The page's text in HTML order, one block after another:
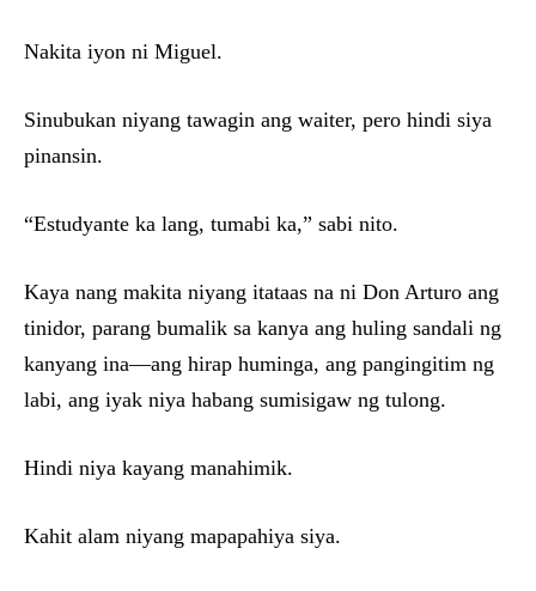
Nakita iyon ni Miguel.
Sinubukan niyang tawagin ang waiter, pero hindi siya
pinansin.
“Estudyante ka lang, tumabi ka,” sabi nito.
Kaya nang makita niyang itataas na ni Don Arturo ang
tinidor, parang bumalik sa kanya ang huling sandali ng
kanyang ina—ang hirap huminga, ang pangingitim ng
labi, ang iyak niya habang sumisigaw ng tulong.
Hindi niya kayang manahimik.
Kahit alam niyang mapapahiya siya.